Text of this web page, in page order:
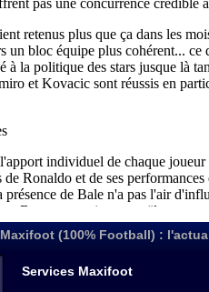
Maxifoot (100% Football) :
Services Maxifoot